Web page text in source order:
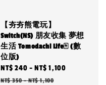
【夯夯熊電玩】
Switch(NS) 朋友收集 夢想
生活 Tomodachi Life🀄 (數
位版)
Sale
price
NT$ 240 -NT$ 1,100
NT$ 350-NT$ 1,100